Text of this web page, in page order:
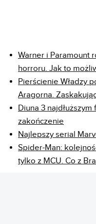
Warner i Paramount
horroru. Jak to
Pierścienie Władzy
Aragorna.
Diuna 3
zakończenie
Najlepszy serial
Spider-Man:
tylko z MCU. Co z